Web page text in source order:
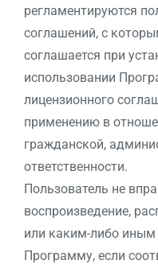
регламентируются
соглашений, с
соглашается при
использовании
лицензионного
применению в
гражданской,
ответственности.
Пользователь не
воспроизведение,
или каким-либо иным
Программу, если